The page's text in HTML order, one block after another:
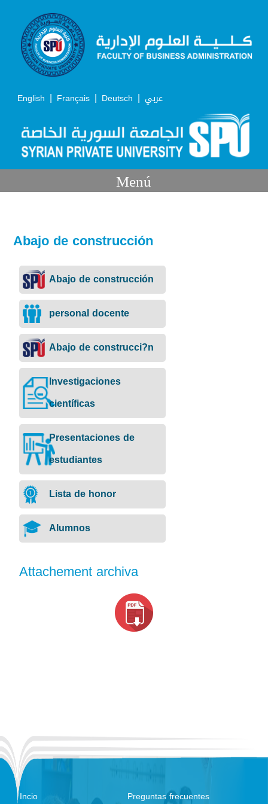
English | Français | Deutsch | عربي
Menú
Abajo de construcción
Abajo de construcción
personal docente
Abajo de construcci?n
Investigaciones
científicas
Presentaciones de
estudiantes
Lista de honor
Alumnos
Attachement archiva
Incio Preguntas frecuentes